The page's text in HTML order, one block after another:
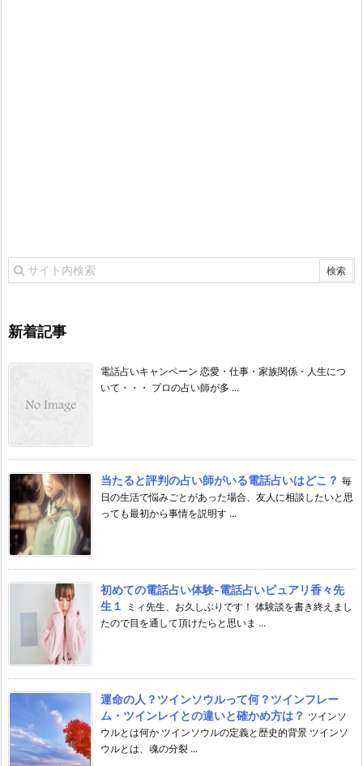
新着記事
電話占いキャンペーン 恋愛・仕事・家族関係・人生につ
いて・・・ プロの占い師が多 ...
当たると評判の占い師がいる電話占いはどこ？ 毎
日の生活で悩みごとがあった場合、友人に相談したいと思
っても最初から事情を説明す ...
初めての電話占い体験-電話占いピュアリ香々先
生１
ミィ先生、お久しぶりです！ 体験談を書き終えまし
たので目を通して頂けたらと思いま ...
運命の人？ツインソウルって何？ツインフレー
ム・ツインレイとの違いと確かめ方は？ ツインソ
ウルとは何か ツインソウルの定義と歴史的背景 ツインソ
ウルとは、魂の分裂 ...